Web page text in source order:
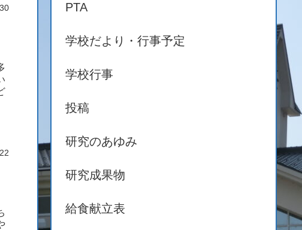
PTA
学校だより・行事予定
学校行事
投稿
研究のあゆみ
研究成果物
給食献立表